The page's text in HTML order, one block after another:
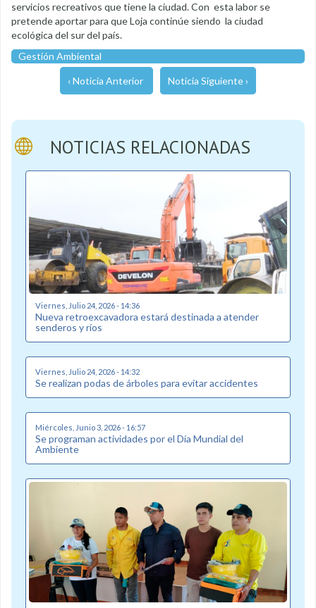
servicios recreativos que tiene la ciudad. Con esta labor se
pretende aportar para que Loja continúe siendo la ciudad
ecológica del sur del país.
Gestión Ambiental
‹ Noticia Anterior Noticia Siguiente ›
NOTICIAS RELACIONADAS
Viernes, Julio 24, 2026 - 14:36
Nueva retroexcavadora estará destinada a atender
senderos y ríos
Viernes, Julio 24, 2026 - 14:32
Se realizan podas de árboles para evitar accidentes
Miércoles, Junio 3, 2026 - 16:57
Se programan actividades por el Día Mundial del
Ambiente